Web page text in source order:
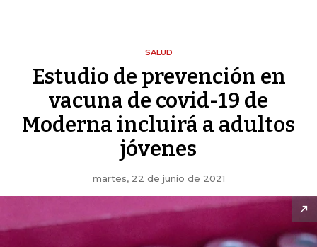
SALUD
Estudio de prevención en
vacuna de covid-19 de
Moderna incluirá a adultos
jóvenes
martes, 22 de junio de 2021